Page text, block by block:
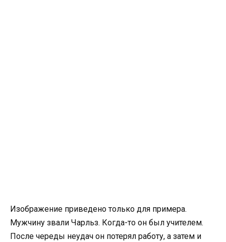
Изображение приведено только для примера.
Мужчину звали Чарльз. Когда-то он был учителем.
После череды неудач он потерял работу, а затем и